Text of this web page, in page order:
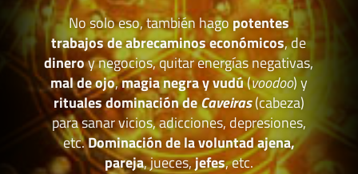
No solo eso, también hagopotentes
trabajos de abrecaminos económicos, de
dineroy negocios, quitar energías negativas,
mal de ojo,magia negra y vudú(voodoo) y
rituales dominación deCaveiras(cabeza)
para sanar vicios, adicciones, depresiones,
etc.Dominación de la voluntad ajena,
pareja, jueces,jefes, etc.